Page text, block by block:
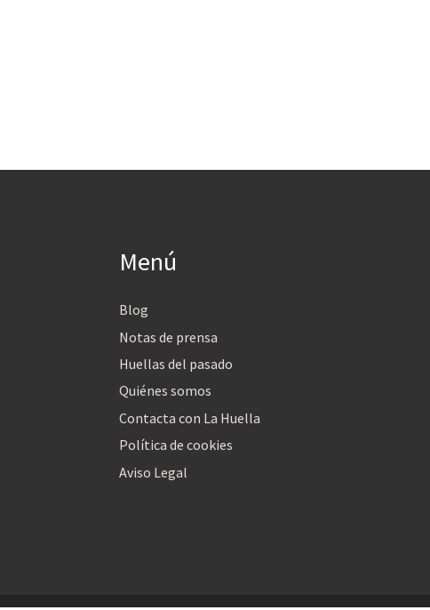
Menú
Blog
Notas de prensa
Huellas del pasado
Quiénes somos
Contacta con La Huella
Política de cookies
Aviso Legal